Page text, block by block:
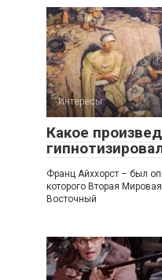
Интересы
Какое
Франц Айххорст – был
которого Вторая
Восточный